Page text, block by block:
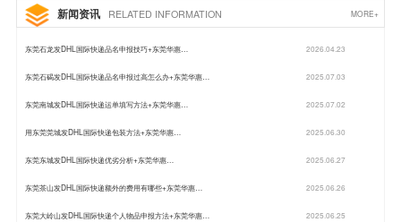
新闻资讯 RELATED INFORMATION MORE+
东莞石龙发DHL国际快递品名申报技巧+东莞华惠… 2026.04.23
东莞石碣发DHL国际快递品名申报过高怎么办+东莞华惠… 2025.07.03
东莞南城发DHL国际快递运单填写方法+东莞华惠… 2025.07.02
用东莞莞城发DHL国际快递包装方法+东莞华惠… 2025.06.30
东莞东城发DHL国际快递优劣分析+东莞华惠… 2025.06.27
东莞茶山发DHL国际快递额外的费用有哪些+东莞华惠… 2025.06.26
东莞大岭山发DHL国际快递个人物品申报方法+东莞华惠… 2025.06.25